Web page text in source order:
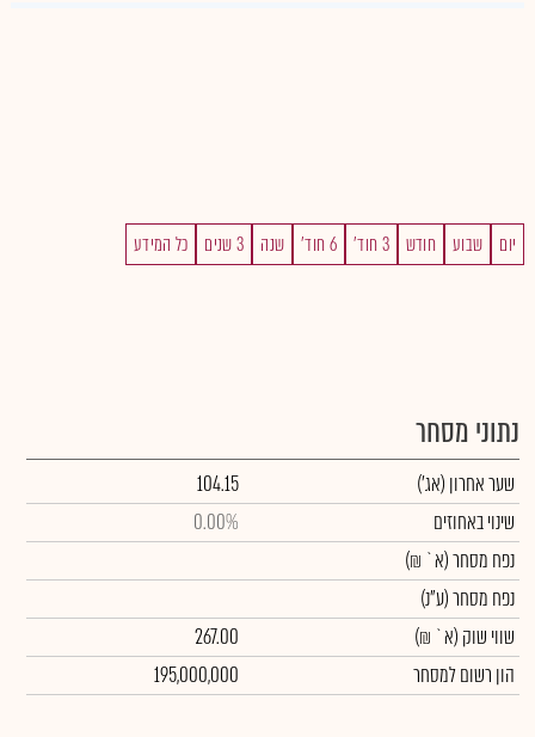
יום שבוע חודש 3 חוד' 6 חוד' שנה 3 שנים כל המידע
נתוני מסחר
שער אחרון (אג')
104.15
שינוי באחוזים
0.00%
נפח מסחר(א` ₪)
נפח מסחר(ע"נ)
שווי שוק (א` ₪)
267.00
הון רשום למסחר
195,000,000